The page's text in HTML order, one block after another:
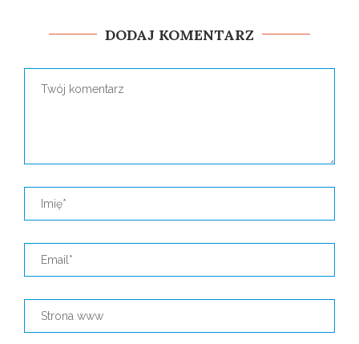
DODAJ KOMENTARZ